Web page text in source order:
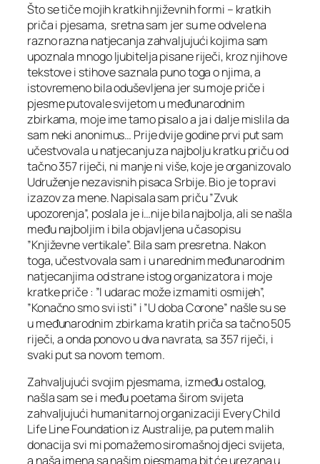
Što se tiče mojih kratkih njiževnih formi – kratkih
priča i pjesama, sretna sam jer su me odvele na
razno razna natjecanja zahvaljujući kojima sam
upoznala mnogo ljubitelja pisane riječi, kroz njihove
tekstove i stihove saznala puno toga o njima, a
istovremeno bila oduševljena jer su moje priče i
pjesme putovale svijetom u međunarodnim
zbirkama, moje ime tamo pisalo a ja i dalje mislila da
sam neki anonimus… Prije dvije godine prvi put sam
učestvovala u natjecanju za najbolju kratku priču od
tačno 357 riječi, ni manje ni više, koje je organizovalo
Udruženje nezavisnih pisaca Srbije. Bio je to pravi
izazov za mene. Napisala sam priču ”Zvuk
upozorenja”, poslala je i…nije bila najbolja, ali se našla
među najboljim i bila objavljena u časopisu
”Književne vertikale”. Bila sam presretna. Nakon
toga, učestvovala sam i u narednim međunarodnim
natjecanjima od strane istog organizatora i moje
kratke priče : ”I udarac može izmamiti osmijeh”,
”Konačno smo svi isti” i ”U doba Corone” našle su se
u međunarodnim zbirkama kratih priča sa tačno 505
riječi, a onda ponovo u dva navrata, sa 357 riječi, i
svaki put sa novom temom.
Zahvaljujući svojim pjesmama, između ostalog,
našla sam se i među poetama širom svijeta
zahvaljujući humanitarnoj organizaciji Every Child
Life Line Foundation iz Australije, pa putem malih
donacija svi mi pomažemo siromašnoj djeci svijeta,
a naša imena sa našim pjesmama bit će urezana u